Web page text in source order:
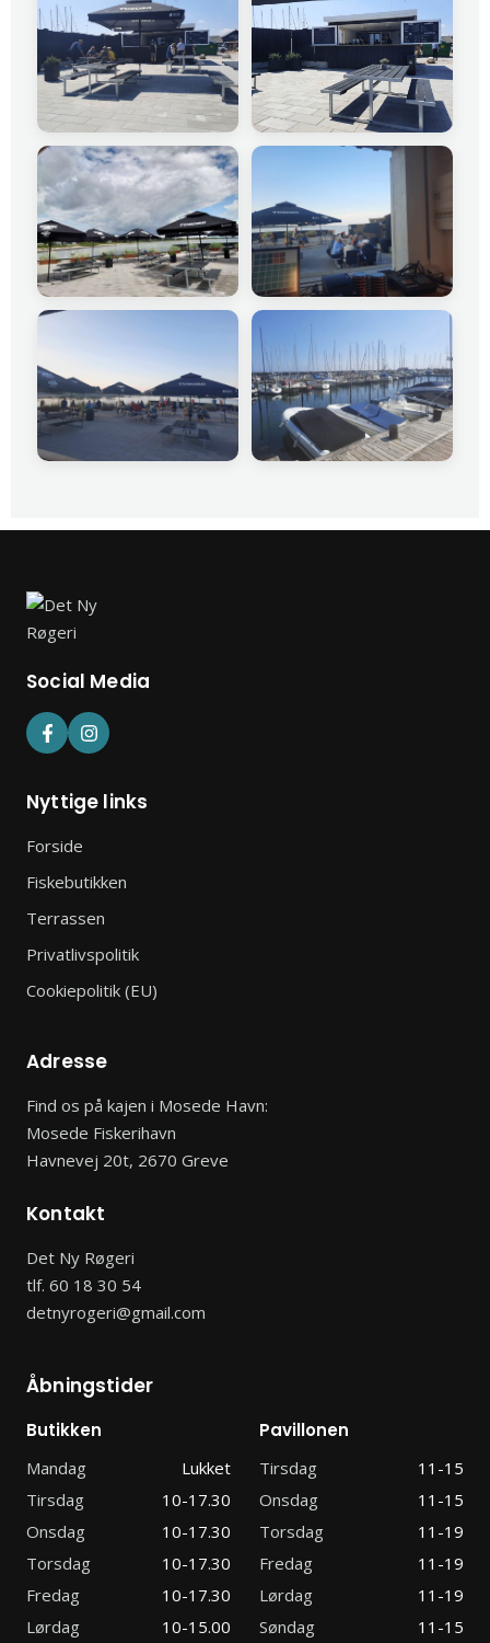
Social Media
Nyttige links
Forside
Fiskebutikken
Terrassen
Privatlivspolitik
Cookiepolitik (EU)
Adresse
Find os på kajen i Mosede Havn:
Mosede Fiskerihavn
Havnevej 20t, 2670 Greve
Kontakt
Det Ny Røgeri
tlf. 60 18 30 54
detnyrogeri@gmail.com
Åbningstider
Butikken
Mandag
Lukket
Tirsdag
10-17.30
Onsdag
10-17.30
Torsdag
10-17.30
Fredag
10-17.30
Lørdag
10-15.00
Pavillonen
Tirsdag
11-15
Onsdag
11-15
Torsdag
11-19
Fredag
11-19
Lørdag
11-19
Søndag
11-15